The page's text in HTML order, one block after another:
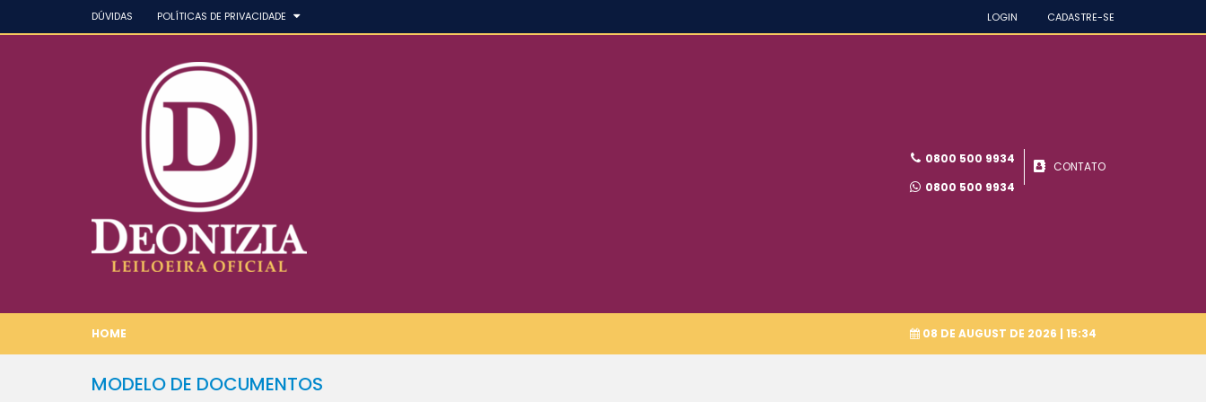
DÚVIDAS POLÍTICAS DE PRIVACIDADE LOGIN CADASTRE-SE
0800 500 9934
0800 500 9934
CONTATO
HOME 08 DE AUGUST DE 2026 | 15:34
MODELO DE DOCUMENTOS